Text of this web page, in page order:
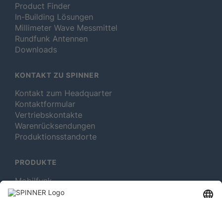
Product Finder
In-Building Lösungen
Millimeter Wave Messmittel
Rundfunk Antennen
Downloads
KONTAKT ZU SPINNER
Kontakt zum Headquarter
Kontaktformular
Vertriebskontakte
Warenrücksendungen
Produktionsstandorte
PRODUKTE
Mobilfunk
Rotating Solutions